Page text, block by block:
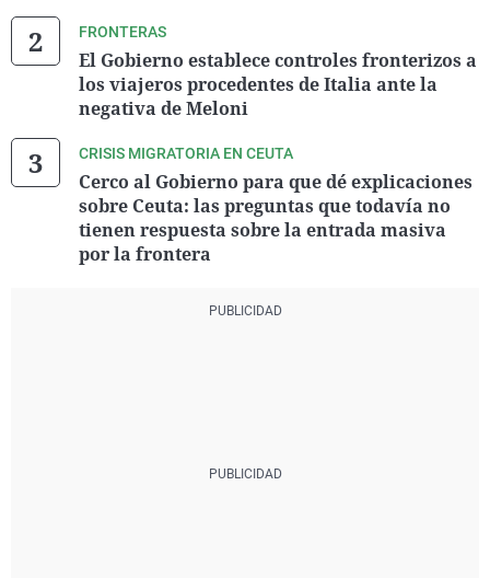
FRONTERAS
El Gobierno establece controles fronterizos a
los viajeros procedentes de Italia ante la
negativa de Meloni
CRISIS MIGRATORIA EN CEUTA
Cerco al Gobierno para que dé explicaciones
sobre Ceuta: las preguntas que todavía no
tienen respuesta sobre la entrada masiva
por la frontera